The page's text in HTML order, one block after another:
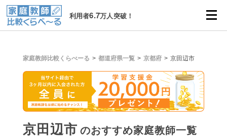
利用者6.7万人突破！
家庭教師比較くらべーる 都道府県一覧 京都府 京田辺市
京田辺市 のおすすめ家庭教師一覧